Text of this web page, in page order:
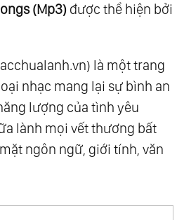
(Mp3) được thể hiện bởi
là một trang
nhạc mang lại sự bình an
lượng của tình yêu
lành mọi vết thương bất
ngôn ngữ, giới tính, văn